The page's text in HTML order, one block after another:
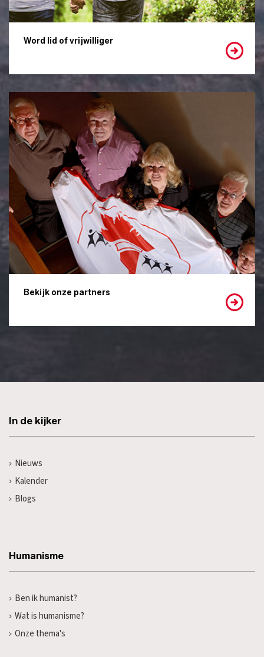
Word lid of vrijwilliger
Bekijk onze partners
In de kijker
Nieuws
Kalender
Blogs
Humanisme
Ben ik humanist?
Wat is humanisme?
Onze thema's